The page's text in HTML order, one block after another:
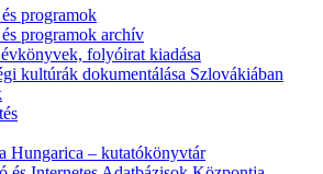
programok
programok archív
folyóirat kiadása
kultúrák dokumentálása Szlovákiában
Hungarica – kutatókönyvtár